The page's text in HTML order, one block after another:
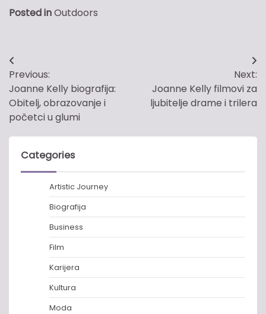
Posted inOutdoors
Post
navigation
Previous:
Joanne Kelly biografija:
Obitelj, obrazovanje i
početci u glumi
Next:
Joanne Kelly filmovi za
ljubitelje drame i trilera
Categories
Artistic Journey
Biografija
Business
Film
Karijera
Kultura
Moda